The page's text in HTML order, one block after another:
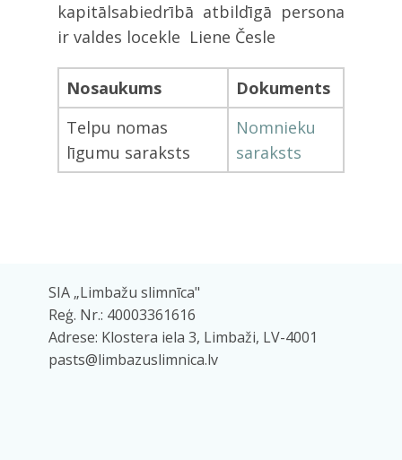
kapitālsabiedrībā atbildīgā persona
ir valdes locekle Liene Česle
Nosaukums
Dokuments
Telpu nomas
līgumu saraksts
Nomnieku
saraksts
SIA „Limbažu slimnīca"
Reģ. Nr.: 40003361616
Adrese: Klostera iela 3, Limbaži, LV-4001
pasts@limbazuslimnica.lv